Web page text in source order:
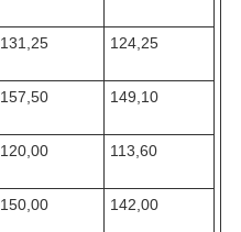
131,25 124,25
157,50 149,10
120,00 113,60
150,00 142,00